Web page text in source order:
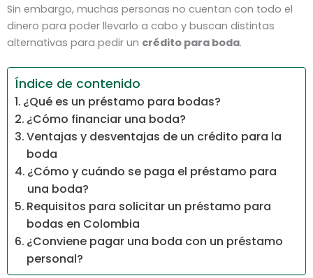
Sin embargo, muchas personas no cuentan con todo el
dinero para poder llevarlo a cabo y buscan distintas
alternativas para pedir un crédito para boda.
Índice de contenido
¿Qué es un préstamo para bodas?
¿Cómo financiar una boda?
Ventajas y desventajas de un crédito para la
boda
¿Cómo y cuándo se paga el préstamo para
una boda?
Requisitos para solicitar un préstamo para
bodas en Colombia
¿Conviene pagar una boda con un préstamo
personal?